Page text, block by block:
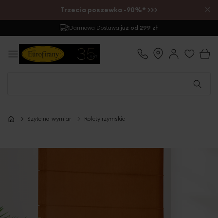
Trzecia poszewka -90%* >>> ×
Zwrotdo 30 dni
Szyte na wymiar Rolety rzymskie